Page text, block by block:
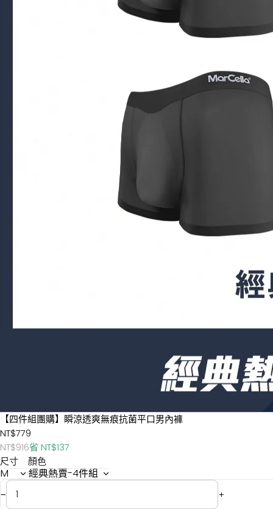
【四件組團購】瞬涼透爽無痕抗菌平口男內褲
NT$779
NT$916省 NT$137
尺寸
顏色
−
+